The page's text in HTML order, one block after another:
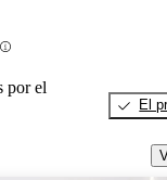
por el
El